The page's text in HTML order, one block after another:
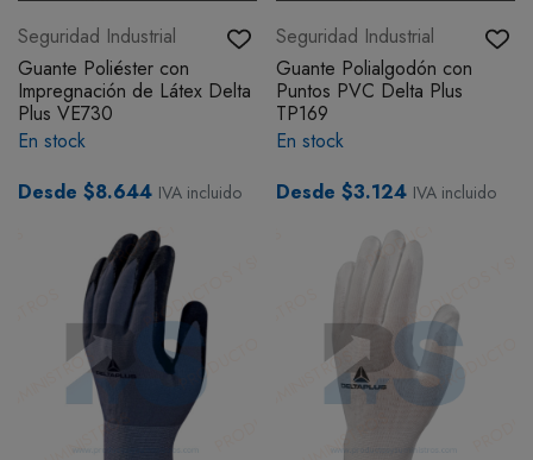
Seguridad Industrial
Guante Poliéster con
Impregnación de Látex Delta
Plus VE730
En stock
Desde $8.644 IVA incluido
Seguridad Industrial
Guante Polialgodón con
Puntos PVC Delta Plus
TP169
En stock
Desde $3.124 IVA incluido